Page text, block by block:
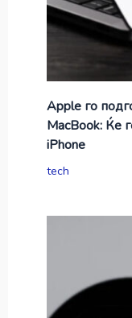
Apple го
MacBook: Ќе
iPhone
tech